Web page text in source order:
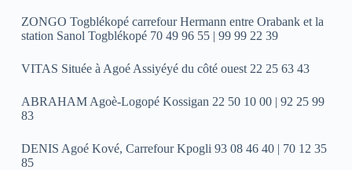
ZONGO Togblékopé carrefour Hermann entre Orabank et la
station Sanol Togblékopé 70 49 96 55 | 99 99 22 39
VITAS Située à Agoé Assiyéyé du côté ouest 22 25 63 43
ABRAHAM Agoè-Logopé Kossigan 22 50 10 00 | 92 25 99
83
DENIS Agoé Kové, Carrefour Kpogli 93 08 46 40 | 70 12 35
85